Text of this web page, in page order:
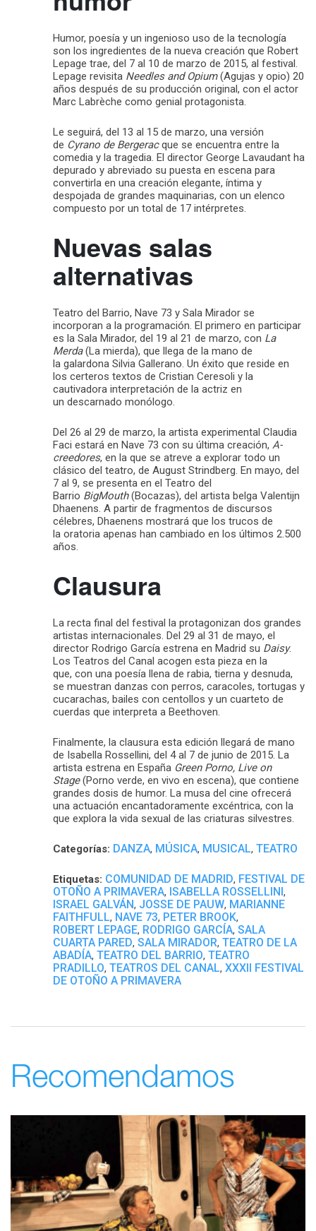
Humor, poesía y un ingenioso uso de la tecnología
son los ingredientes de la nueva creación que Robert
Lepage trae, del 7 al 10 de marzo de 2015, al festival.
Lepage revisita Needles and Opium(Agujas y opio) 20
años después de su producción original, con el actor
Marc Labrèche como genial protagonista.
Le seguirá, del 13 al 15 de marzo, una versión
de Cyrano de Bergeracque se encuentra entre la
comedia y la tragedia. El director George Lavaudant ha
depurado y abreviado su puesta en escena para
convertirla en una creación elegante, íntima y
despojada de grandes maquinarias, con un elenco
compuesto por un total de 17 intérpretes.
Nuevas salas
alternativas
Teatro del Barrio, Nave 73 y Sala Mirador se
incorporan a la programación. El primero en participar
es la Sala Mirador, del 19 al 21 de marzo, con La
Merda(La mierda), que llega de la mano de
la galardona Silvia Gallerano. Un éxito que reside en
los certeros textos de Cristian Ceresoli y la
cautivadora interpretación de la actriz en
un descarnado monólogo.
Del 26 al 29 de marzo, la artista experimental Claudia
Faci estará en Nave 73 con su última creación, A-
creedores, en la que se atreve a explorar todo un
clásico del teatro, de August Strindberg. En mayo, del
7 al 9, se presenta en el Teatro del
Barrio BigMouth(Bocazas), del artista belga Valentijn
Dhaenens. A partir de fragmentos de discursos
célebres, Dhaenens mostrará que los trucos de
la oratoria apenas han cambiado en los últimos 2.500
años.
Clausura
La recta final del festival la protagonizan dos grandes
artistas internacionales. Del 29 al 31 de mayo, el
director Rodrigo García estrena en Madrid su Daisy.
Los Teatros del Canal acogen esta pieza en la
que, con una poesía llena de rabia, tierna y desnuda,
se muestran danzas con perros, caracoles, tortugas y
cucarachas, bailes con centollos y un cuarteto de
cuerdas que interpreta a Beethoven.
Finalmente, la clausura esta edición llegará de mano
de Isabella Rossellini, del 4 al 7 de junio de 2015. La
artista estrena en España Green Porno, Live on
Stage(Porno verde, en vivo en escena), que contiene
grandes dosis de humor. La musa del cine ofrecerá
una actuación encantadoramente excéntrica, con la
que explora la vida sexual de las criaturas silvestres.
Categorías: DANZA, MÚSICA, MUSICAL, TEATRO
Etiquetas: COMUNIDAD DE MADRID, FESTIVAL DE
OTOÑO A PRIMAVERA, ISABELLA ROSSELLINI,
ISRAEL GALVÁN, JOSSE DE PAUW, MARIANNE
FAITHFULL, NAVE 73, PETER BROOK,
ROBERT LEPAGE, RODRIGO GARCÍA, SALA
CUARTA PARED, SALA MIRADOR, TEATRO DE LA
ABADÍA, TEATRO DEL BARRIO, TEATRO
PRADILLO, TEATROS DEL CANAL, XXXII FESTIVAL
DE OTOÑO A PRIMAVERA
Recomendamos